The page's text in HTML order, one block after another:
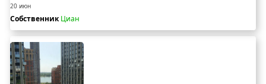
20 июн
СобственникЦиан